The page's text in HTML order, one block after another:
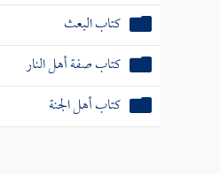
كتاب البعث
كتاب صفة أهل النار
كتاب أهل الجنة